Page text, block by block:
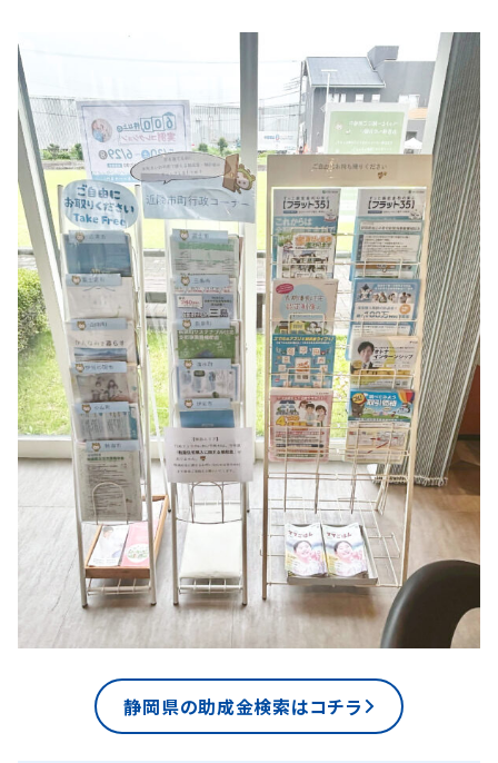
静岡県の助成⾦検索はコチラ